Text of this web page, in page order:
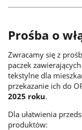
Prośba o
Zwracamy się z
paczek
tekstylne dla
przekazanie ich do
2025 roku.
Dla ułatwienia
produktów: